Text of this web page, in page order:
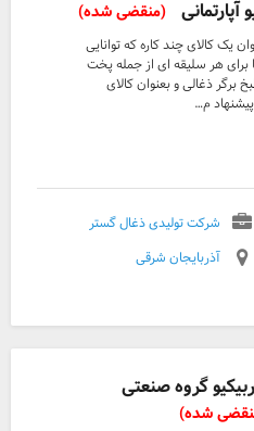
(منقضی شده)
یک کالای چند کاره که توانایی
هر سلیقه ای از جمله پخت
ذغالی و بعنوان کالای
م…
شرکت تولیدی ذغال گستر
آذربایجان شرقی
گروه صنعتی
شده)